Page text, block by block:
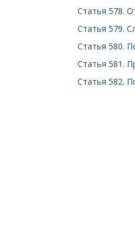
Статья 578.
Статья 579.
Статья 580.
Статья 581.
Статья 582.